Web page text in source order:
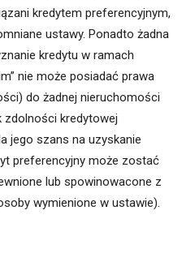
kredytem preferencyjnym,
ustawy. Ponadto żadna
kredytu w ramach
nie może posiadać prawa
do żadnej nieruchomości
zdolności kredytowej
jego szans na uzyskanie
preferencyjny może zostać
lub spowinowacone z
wymienione w ustawie).